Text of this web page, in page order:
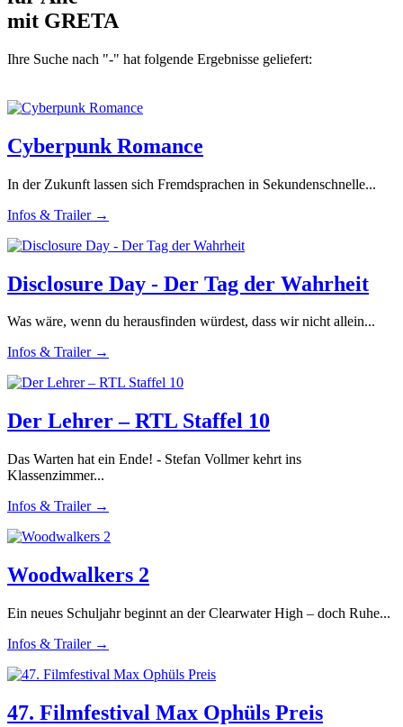
mit GRETA
Ihre Suche nach "-" hat folgende Ergebnisse geliefert:
Cyberpunk Romance
In der Zukunft lassen sich Fremdsprachen in Sekundenschnelle...
Infos & Trailer →
Disclosure Day - Der Tag der Wahrheit
Was wäre, wenn du herausfinden würdest, dass wir nicht allein...
Infos & Trailer →
Der Lehrer – RTL Staffel 10
Das Warten hat ein Ende! - Stefan Vollmer kehrt ins
Klassenzimmer...
Infos & Trailer →
Woodwalkers 2
Ein neues Schuljahr beginnt an der Clearwater High – doch Ruhe...
Infos & Trailer →
47. Filmfestival Max Ophüls Preis